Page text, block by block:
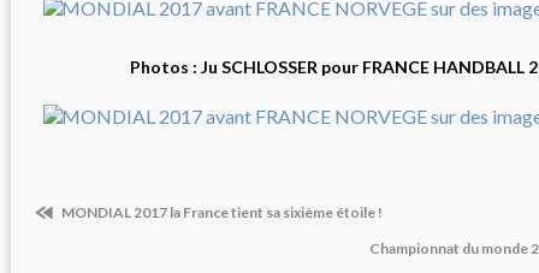
Photos : Ju SCHLOSSER pour FRANCE HANDBALL
MONDIAL 2017 la France tient sa sixième étoile !
Championnat du monde